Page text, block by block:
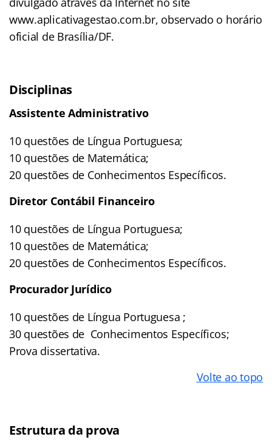
www.aplicativagestao.com.br, observado o horário
oficial de Brasília/DF.
Disciplinas
Assistente Administrativo
10 questões de Língua Portuguesa;
10 questões de Matemática;
20 questões de Conhecimentos Específicos.
Diretor Contábil Financeiro
10 questões de Língua Portuguesa;
10 questões de Matemática;
20 questões de Conhecimentos Específicos.
Procurador Jurídico
10 questões de Língua Portuguesa ;
30 questões de Conhecimentos Específicos;
Prova dissertativa.
Volte ao topo
Estrutura da prova